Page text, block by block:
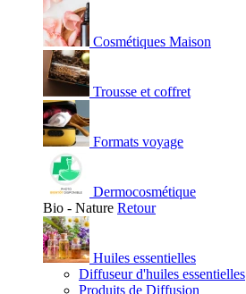
Cosmétiques Maison
Trousse et coffret
Formats voyage
Dermocosmétique
Bio - Nature Retour
Huiles essentielles
Diffuseur d'huiles essentielles
Produits de Diffusion